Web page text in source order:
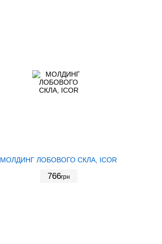
МОЛДИНГ ЛОБОВОГО СКЛА, ICOR
766грн